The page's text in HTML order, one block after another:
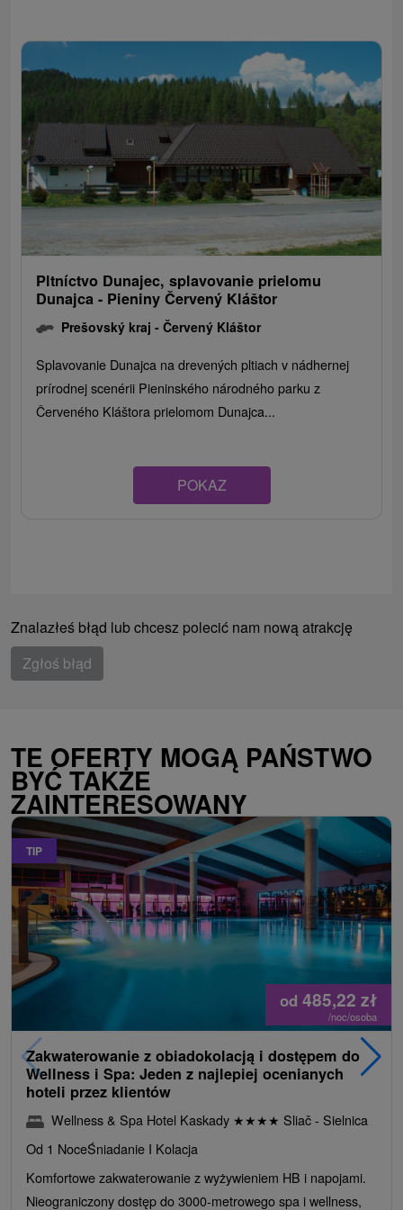
Pltníctvo Dunajec, splavovanie prielomu
Dunajca - Pieniny Červený Kláštor
Prešovský kraj -Červený Kláštor
Splavovanie Dunajca na drevených pltiach v nádhernej
prírodnej scenérii Pieninského národného parku z
Červeného Kláštora prielomom Dunajca...
POKAZ
Znalazłeś błąd lub chcesz polecić nam nową atrakcję
Zgłoś błąd
TE OFERTY MOGĄ PAŃSTWO
BYĆ TAKŻE
ZAINTERESOWANY
TIP
od 485,22 zł
/noc/osoba
Zakwaterowanie z obiadokolacją i dostępem do
Wellness i Spa: Jeden z najlepiej ocenianych
hoteli przez klientów
Wellness & Spa Hotel Kaskady ★★★★ Sliač - Sielnica
Od 1 NoceŚniadanie I Kolacja
Komfortowe zakwaterowanie z wyżywieniem HB i napojami.
Nieograniczony dostęp do 3000-metrowego spa i wellness,